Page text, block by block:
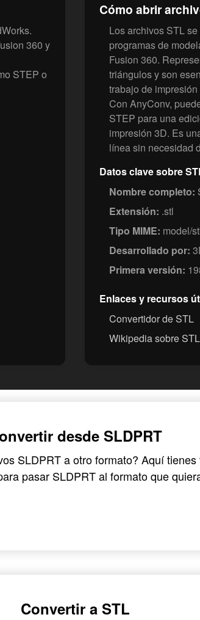
360 y
STEP o
Cómo abrir
Los archivos STL
programas de
Fusion 360.
triángulos y son
trabajo de impresión
Con AnyConv,
STEP para una
impresión 3D. Es
línea sin necesidad
Datos clave sobre
Nombre completo:
Extensión: .stl
Tipo MIME: model/
Desarrollado por:
Primera versión:
Enlaces y recursos
Convertidor de STL
Wikipedia sobre STL
desde SLDPRT
SLDPRT a otro formato? Aquí
pasar SLDPRT al formato que
Convertir a STL